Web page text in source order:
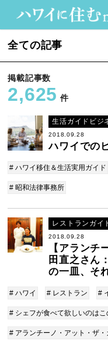
全ての記事
掲載記事数
2,625 件
生活ガイドビジ
2018.09.28
ハワイでの
# ハワイ移住＆生活実用ガイド
# 昭和法律事務所
レストランガイ
2018.09.28
【アランチ
田直之さん
の一皿、そ
# ハワイ # レストラン #
# シェフが食べて欲しいのは
# アランチーノ・アット・ザ・